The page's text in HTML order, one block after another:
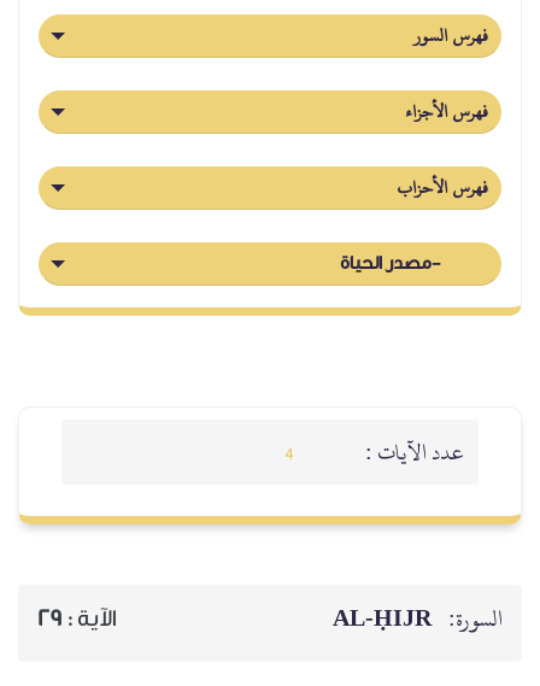
فهرس السور
فهرس الأجزاء
فهرس الأحزاب
-مصدر الحياة
عدد الآيات : 4
السورة: AL‑ḤIJR الآية : 29